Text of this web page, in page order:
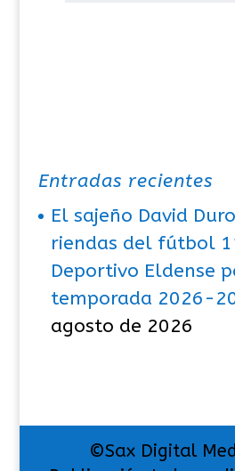
Entradas recientes
El sajeño David
riendas del fútbol
Deportivo Eldense
temporada 2026-
agosto de 2026
©Sax Digital